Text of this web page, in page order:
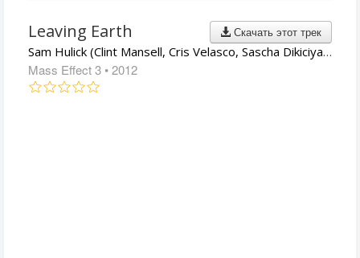
Скачать этот трек
Leaving Earth
Sam Hulick (Clint Mansell, Cris Velasco, Sascha Dikiciyan, Christopher Lennertz)
Mass Effect 3 • 2012